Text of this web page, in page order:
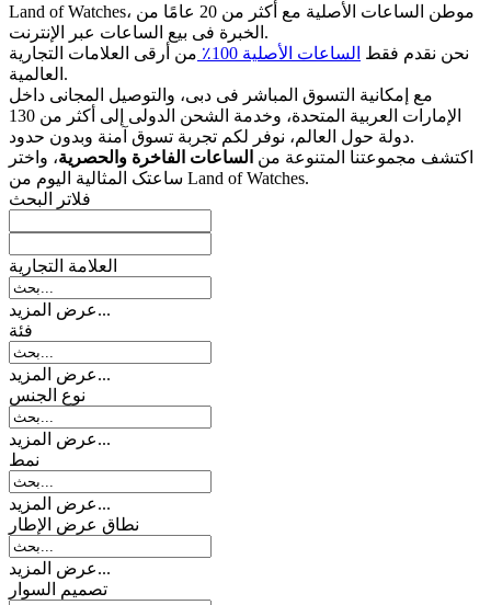
Land of Watches، موطن الساعات الأصلیة مع أکثر من 20 عامًا من
الخبرة فی بیع الساعات عبر الإنترنت.
نحن نقدم فقط الساعات الأصلیة 100٪
من أرقى العلامات التجاریة
العالمیة.
مع إمکانیة التسوق المباشر فی دبی، والتوصیل المجانی داخل
الإمارات العربیة المتحدة، وخدمة الشحن الدولی إلى أکثر من 130
دولة حول العالم، نوفر لکم تجربة تسوق آمنة وبدون حدود.
اکتشف مجموعتنا المتنوعة من الساعات الفاخرة والحصریة، واختر
ساعتک المثالیة الیوم من Land of Watches.
فلاتر البحث
العلامة التجارية
عرض المزيد...
فئة
عرض المزيد...
نوع الجنس
عرض المزيد...
نمط
عرض المزيد...
نطاق عرض الإطار
عرض المزيد...
تصمیم السوار